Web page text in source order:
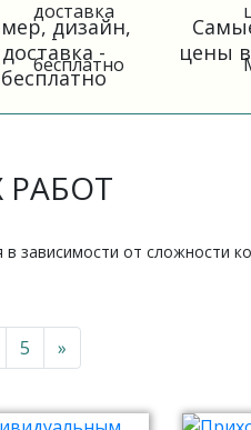
дизайн,
доставка -
бесплатно
цены
зависимости от сложности
5 »